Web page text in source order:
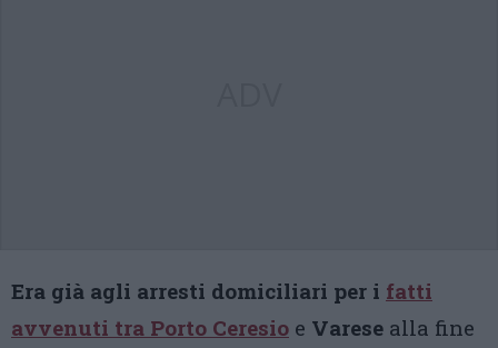
Era già agli arresti domiciliari per i fatti
avvenuti tra Porto Ceresio e Varese alla fine